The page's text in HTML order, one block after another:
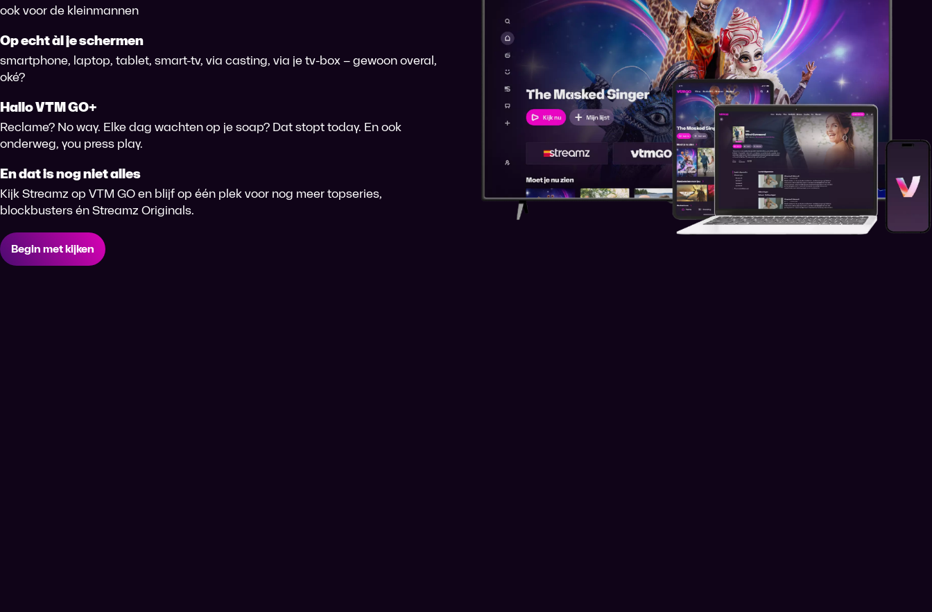
ook voor de kleinmannen
Op echt àl je schermen
smartphone, laptop, tablet, smart-tv, via casting, via je tv-box – gewoon overal,
oké?
Hallo VTM GO+
Reclame? No way. Elke dag wachten op je soap? Dat stopt today. En ook
onderweg, you press play.
En dat is nog niet alles
Kijk Streamz op VTM GO en blijf op één plek voor nog meer topseries,
blockbusters én Streamz Originals.
Begin met kijken